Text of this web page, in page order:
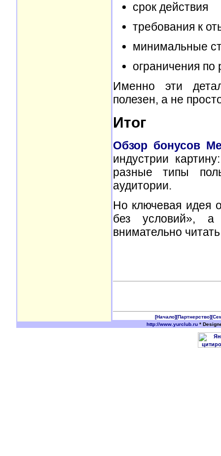
срок действия
требования к
минимальные
ограничения
Именно эти
полезен, а не
Итог
Обзор бонусов
индустрии
разные типы
аудитории.
Но ключевая идея
без условий», а
внимательно
[Начало][Партнерство]
http://www.yurclub.ru*